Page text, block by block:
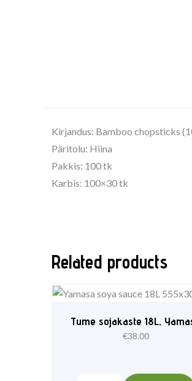
Kirjandus: Bamboo chopsticks
Päritolu: Hiina
Pakkis: 100 tk
Karbis: 100×30tk
Related products
Tume sojakaste 18L,
€38.00